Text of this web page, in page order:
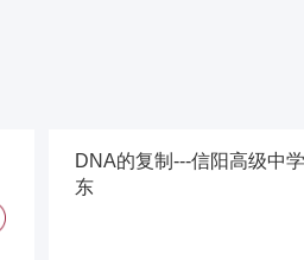
DNA的复制---信阳高级中
东